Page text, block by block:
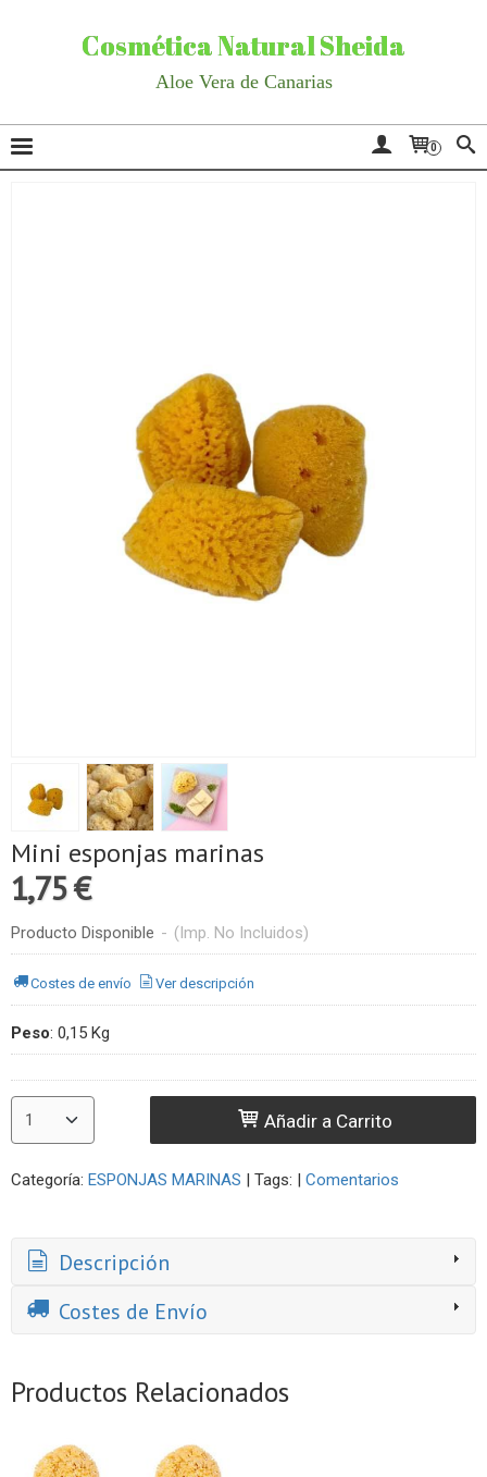
Cosmética Natural Sheida
Aloe Vera de Canarias
0
Mini esponjas marinas
1,75 €
Producto Disponible - (Imp. No Incluidos)
Costes de envío Ver descripción
Peso: 0,15 Kg
Añadir a Carrito
Categoría: ESPONJAS MARINAS | Tags: | Comentarios
Descripción
Costes de Envío
Productos Relacionados